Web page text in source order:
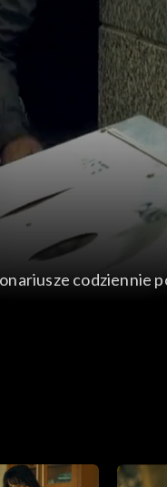
codziennie